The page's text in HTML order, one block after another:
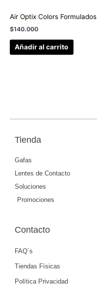
Air Optix Colors Formulados
$140.000
Añadir al carrito
Tienda
Gafas
Lentes de Contacto
Soluciones
Promociones
Contacto
FAQ´s
Tiendas Físicas
Política Privacidad